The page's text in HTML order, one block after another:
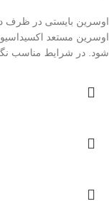
اوسرین بایستی در ظرف
اوسرین مستعد
شود. در شرایط مناسب نگه داری،